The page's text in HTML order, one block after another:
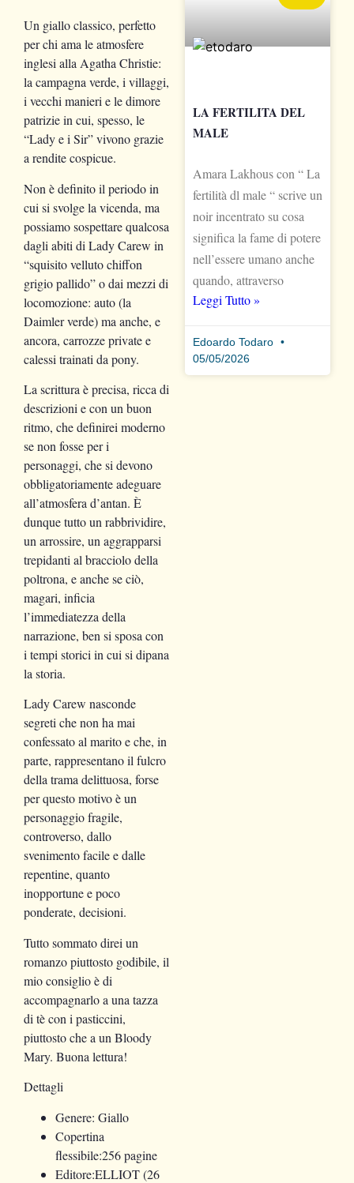
Un giallo classico, perfetto
per chi ama le atmosfere
inglesi alla Agatha Christie:
la campagna verde, i villaggi,
i vecchi manieri e le dimore
patrizie in cui, spesso, le
“Lady e i Sir” vivono grazie
a rendite cospicue.
Non è definito il periodo in
cui si svolge la vicenda, ma
possiamo sospettare qualcosa
dagli abiti di Lady Carew in
“squisito velluto chiffon
grigio pallido” o dai mezzi di
locomozione: auto (la
Daimler verde) ma anche, e
ancora, carrozze private e
calessi trainati da pony.
La scrittura è precisa, ricca di
descrizioni e con un buon
ritmo, che definirei moderno
se non fosse per i
personaggi, che si devono
obbligatoriamente adeguare
all’atmosfera d’antan. È
dunque tutto un rabbrividire,
un arrossire, un aggrapparsi
trepidanti al bracciolo della
poltrona, e anche se ciò,
magari, inficia
l’immediatezza della
narrazione, ben si sposa con
i tempi storici in cui si dipana
la storia.
Lady Carew nasconde
segreti che non ha mai
confessato al marito e che, in
parte, rappresentano il fulcro
della trama delittuosa, forse
per questo motivo è un
personaggio fragile,
controverso, dallo
svenimento facile e dalle
repentine, quanto
inopportune e poco
ponderate, decisioni.
Tutto sommato direi un
romanzo piuttosto godibile, il
mio consiglio è di
accompagnarlo a una tazza
di tè con i pasticcini,
piuttosto che a un Bloody
Mary. Buona lettura!
Dettagli
Genere: Giallo
Copertina
flessibile:256 pagine
Editore:ELLIOT (26
LA FERTILITA DEL
MALE
Amara Lakhous con “ La
fertilità dl male “ scrive un
noir incentrato su cosa
significa la fame di potere
nell’essere umano anche
quando, attraverso
Leggi Tutto »
Edoardo Todaro
05/05/2026